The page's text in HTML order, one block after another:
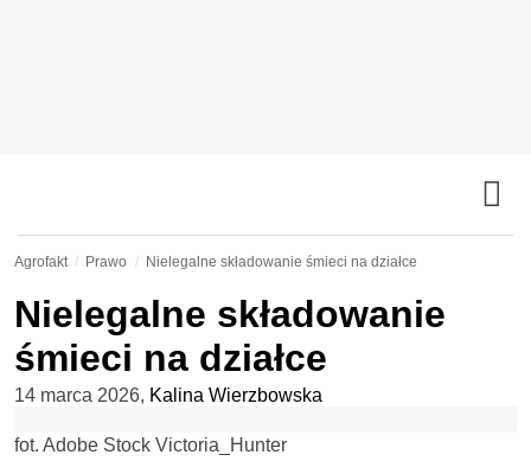
Agrofakt Prawo Nielegalne składowanie śmieci na działce
Nielegalne składowanie
śmieci na działce
14 marca 2026, Kalina Wierzbowska
fot. Adobe Stock Victoria_Hunter